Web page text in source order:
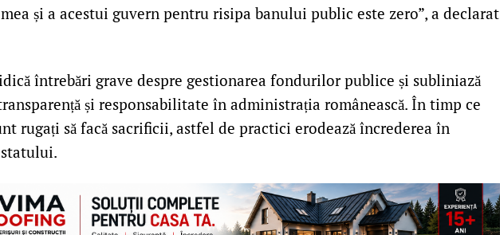
și a acestui guvern pentru risipa banului public este zero”, a declarat
întrebări grave despre gestionarea fondurilor publice și subliniază
și responsabilitate în administrația românească. În timp ce
rugați să facă sacrificii, astfel de practici erodează încrederea în